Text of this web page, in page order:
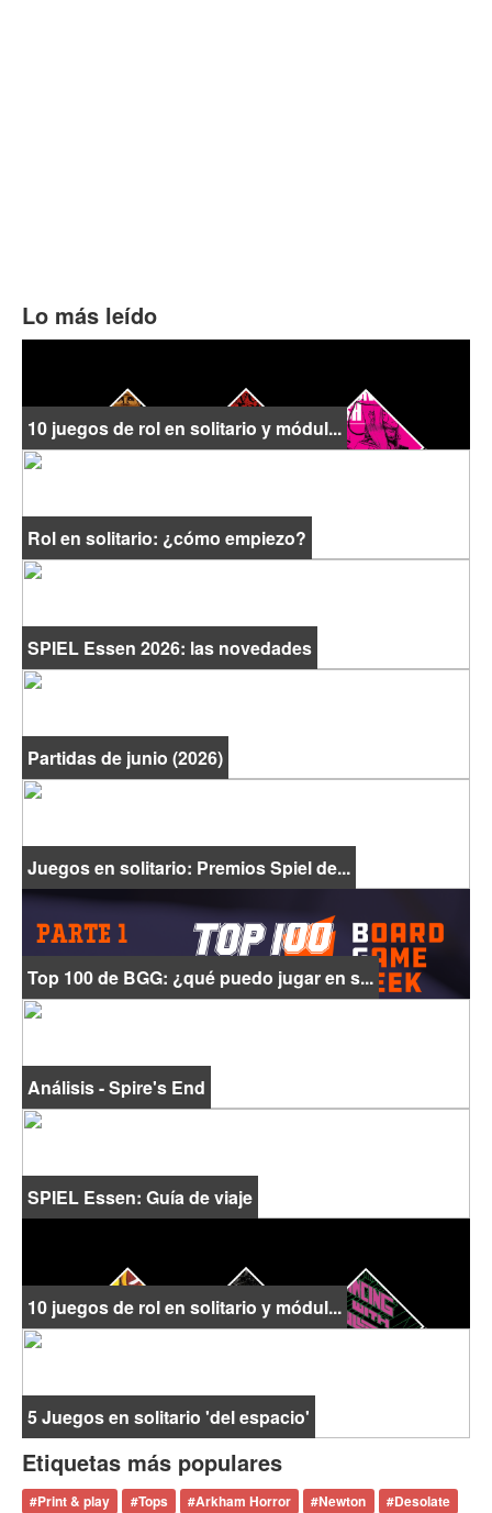
Lo más leído
10 juegos de rol en solitario y módul...
Rol en solitario: ¿cómo empiezo?
SPIEL Essen 2026: las novedades
Partidas de junio (2026)
Juegos en solitario: Premios Spiel de...
Top 100 de BGG: ¿qué puedo jugar en s...
Análisis - Spire's End
SPIEL Essen: Guía de viaje
10 juegos de rol en solitario y módul...
5 Juegos en solitario 'del espacio'
Etiquetas más populares
#Print & play #Tops #Arkham Horror #Newton #Desolate